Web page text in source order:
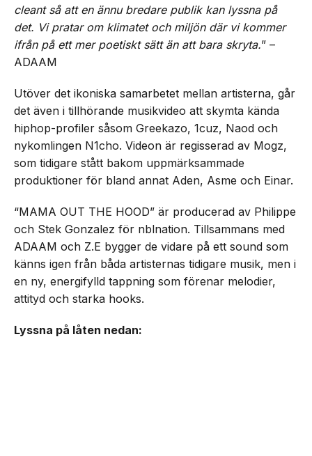
cleant så att en ännu bredare publik kan lyssna på
det. Vi pratar om klimatet och miljön där vi kommer
ifrån på ett mer poetiskt sätt än att bara skryta.” –
ADAAM
Utöver det ikoniska samarbetet mellan artisterna, går
det även i tillhörande musikvideo att skymta kända
hiphop-profiler såsom Greekazo, 1cuz, Naod och
nykomlingen N1cho. Videon är regisserad av Mogz,
som tidigare stått bakom uppmärksammade
produktioner för bland annat Aden, Asme och Einar.
“MAMA OUT THE HOOD” är producerad av Philippe
och Stek Gonzalez för nblnation. Tillsammans med
ADAAM och Z.E bygger de vidare på ett sound som
känns igen från båda artisternas tidigare musik, men i
en ny, energifylld tappning som förenar melodier,
attityd och starka hooks.
Lyssna på låten nedan: